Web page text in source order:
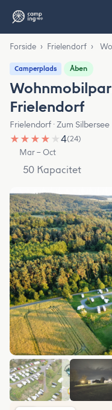
Forside › Frielendorf ›
Camperplads Åben
Frielendorf
Frielendorf · Zum Silbersee
★ ★ ★ ★ ★4(24)
Mar – Oct
50 Kapacitet